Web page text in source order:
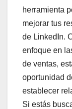
herramienta
mejorar tus
de LinkedIn.
enfoque en
de ventas,
oportunidad
establecer
Si estás